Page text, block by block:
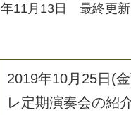
11月13日 最終更新
2019年10月25日(
レ定期演奏会の紹